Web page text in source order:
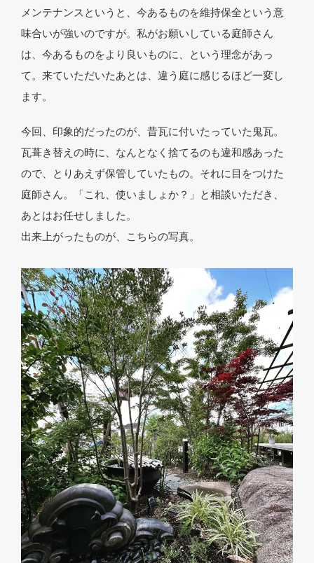
メンテナンスというと、今あるものを維持保全という意
味合いが強いのですが。私がお願いしている庭師さん
は、今あるものをより良いものに、という理念があっ
て。来ていただいたあとは、違う庭に感じるほど一変し
ます。
今回、印象的だったのが、昔瓦に付いたっていた鬼瓦。
瓦葺き替えの時に、なんとなく捨てるのも違和感あった
ので、とりあえず保管していたもの。それに目をつけた
庭師さん。「これ、使いましょか？」と相談いただき、
あとはお任せしました。
出来上がったものが、こちらの写真。